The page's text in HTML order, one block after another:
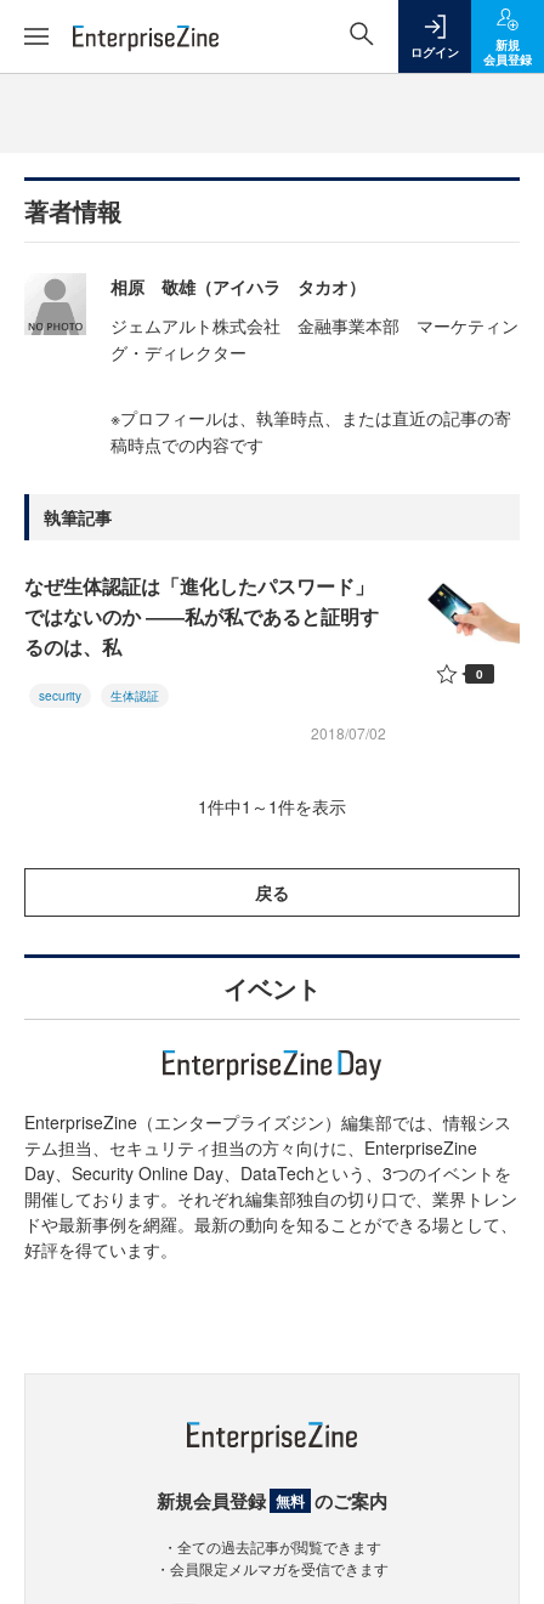
ログイン
新規
会員登録
著者情報
相原 敬雄（アイハラ タカオ）
ジェムアルト株式会社 金融事業本部 マーケティン
グ・ディレクター
※プロフィールは、執筆時点、または直近の記事の寄
稿時点での内容です
執筆記事
なぜ生体認証は「進化したパスワード」
ではないのか ――私が私であると証明す
るのは、私
security 生体認証
2018/07/02
0
1件中1～1件を表示
戻る
イベント
EnterpriseZine（エンタープライズジン）編集部では、情報シス
テム担当、セキュリティ担当の方々向けに、EnterpriseZine
Day、Security Online Day、DataTechという、3つのイベントを
開催しております。それぞれ編集部独自の切り口で、業界トレン
ドや最新事例を網羅。最新の動向を知ることができる場として、
好評を得ています。
新規会員登録 無料 のご案内
・全ての過去記事が閲覧できます
・会員限定メルマガを受信できます